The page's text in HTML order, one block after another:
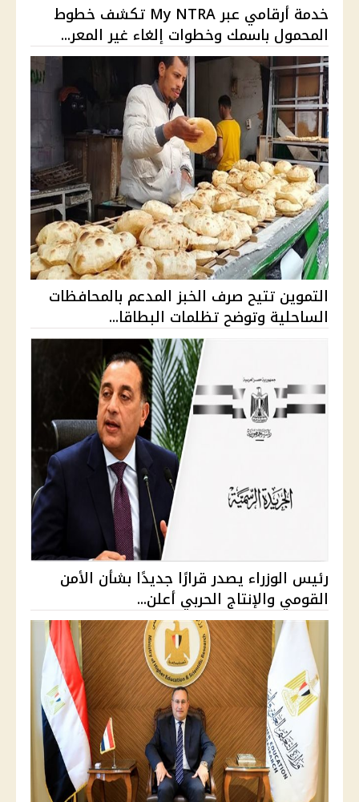
خدمة أرقامي عبر My NTRA تكشف خطوط
المحمول باسمك وخطوات إلغاء غير المعر...
التموين تتيح صرف الخبز المدعم بالمحافظات
الساحلية وتوضح تظلمات البطاقا...
رئيس الوزراء يصدر قرارًا جديدًا بشأن الأمن
القومي والإنتاج الحربي أعلن...